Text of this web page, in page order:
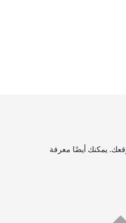
يمكنك أيضًا معرفة